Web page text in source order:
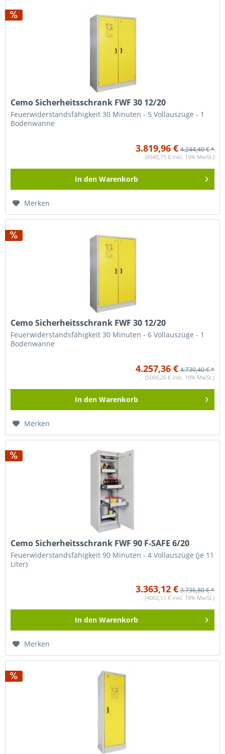
Cemo Sicherheitsschrank FWF 30 12/20
Feuerwiderstandsfähigkeit 30 Minuten - 5 Vollauszüge - 1
Bodenwanne
3.819,96 € 4.244,40 € *
(4545,75 € inkl. 19% MwSt.)
In den Warenkorb
Merken
Cemo Sicherheitsschrank FWF 30 12/20
Feuerwiderstandsfähigkeit 30 Minuten - 6 Vollauszüge - 1
Bodenwanne
4.257,36 € 4.730,40 € *
(5066,26 € inkl. 19% MwSt.)
In den Warenkorb
Merken
Cemo Sicherheitsschrank FWF 90 F-SAFE 6/20
Feuerwiderstandsfähigkeit 90 Minuten - 4 Vollauszüge (je 11
Liter)
3.363,12 € 3.736,80 € *
(4002,11 € inkl. 19% MwSt.)
In den Warenkorb
Merken